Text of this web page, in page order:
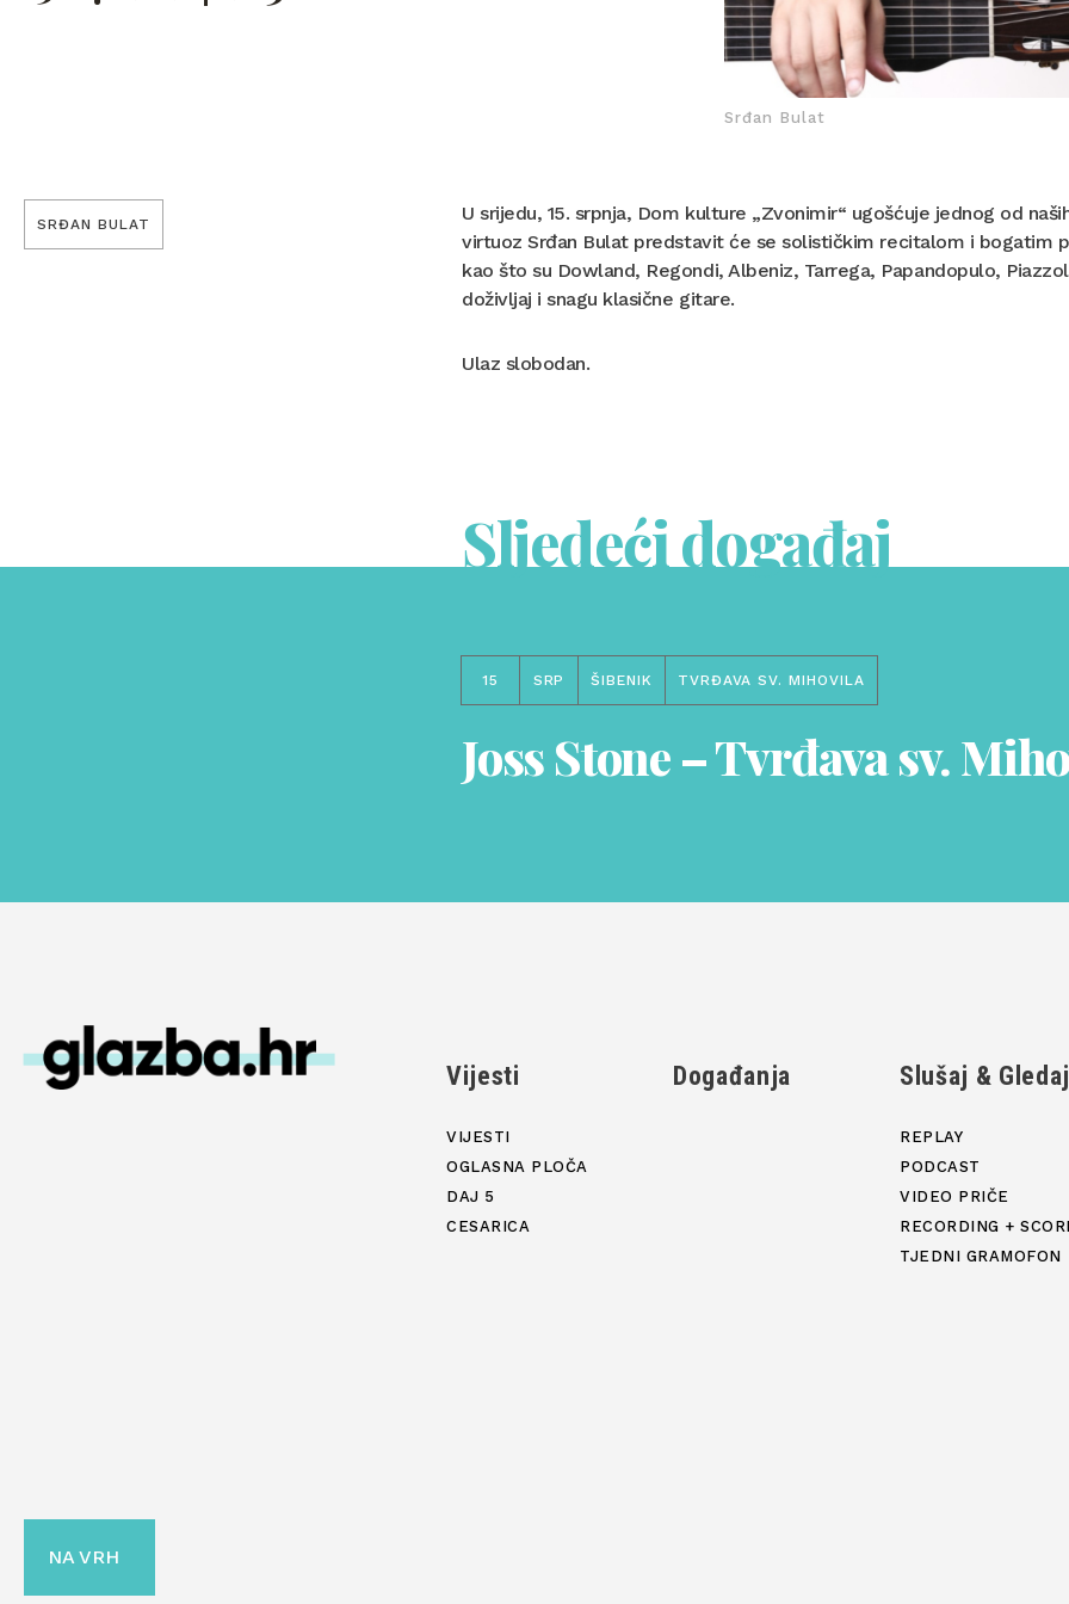
Srđan Bulat
SRĐAN BULAT
U srijedu, 15. srpnja, Dom kulture „Zvonimir“ ugošćuje jednog od
virtuoz Srđan Bulat predstavit će se solističkim recitalom i bogatim
kao što su Dowland, Regondi, Albeniz, Tarrega, Papandopulo,
doživljaj i snagu klasične gitare.
Ulaz slobodan.
Sljedeći događaj
15 SRP ŠIBENIK TVRĐAVA SV. MIHOVILA
Joss Stone – Tvrđava sv.
Vijesti
VIJESTI
OGLASNA PLOČA
DAJ 5
CESARICA
Događanja Slušaj & Gledaj
REPLAY
PODCAST
VIDEO PRIČE
RECORDING +
TJEDNI GRAMOFON
NA VRH